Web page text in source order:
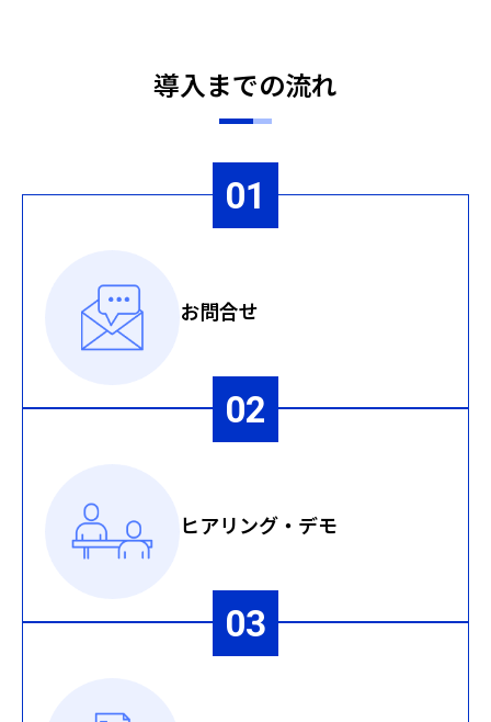
導入までの流れ
お問合せ
ヒアリング・デモ